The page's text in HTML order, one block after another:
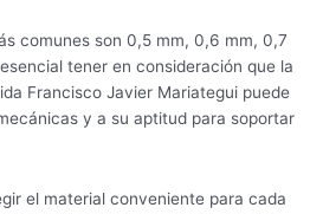
comunes son 0,5 mm, 0,6 mm, 0,7
tener en consideración que la
Francisco Javier Mariategui puede
y a su aptitud para soportar
el material conveniente para cada